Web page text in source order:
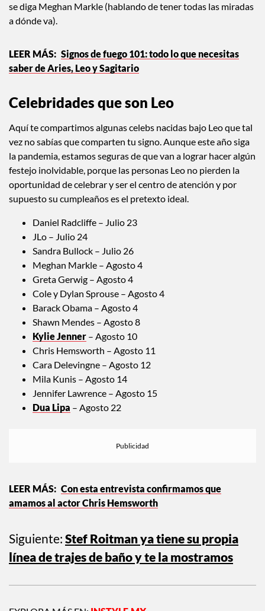
se diga Meghan Markle (hablando de tener todas las miradas
a dónde va).
Signos de fuego 101: todo lo que necesitas
saber de Aries, Leo y Sagitario
Celebridades que son Leo
Aquí te compartimos algunas celebs nacidas bajo Leo que tal
vez no sabías que comparten tu signo. Aunque este año siga
la pandemia, estamos seguras de que van a lograr hacer algún
festejo inolvidable, porque las personas Leo no pierden la
oportunidad de celebrar y ser el centro de atención y por
supuesto su cumpleaños es el pretexto ideal.
Daniel Radcliffe – Julio 23
JLo – Julio 24
Sandra Bullock – Julio 26
Meghan Markle – Agosto 4
Greta Gerwig – Agosto 4
Cole y Dylan Sprouse – Agosto 4
Barack Obama – Agosto 4
Shawn Mendes – Agosto 8
Kylie Jenner – Agosto 10
Chris Hemsworth – Agosto 11
Cara Delevingne – Agosto 12
Mila Kunis – Agosto 14
Jennifer Lawrence – Agosto 15
Dua Lipa – Agosto 22
Con esta entrevista confirmamos que
amamos al actor Chris Hemsworth
Siguiente: Stef Roitman ya tiene su propia
línea de trajes de baño y te la mostramos